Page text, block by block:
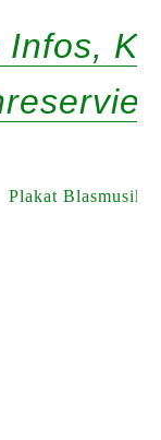
Infos,